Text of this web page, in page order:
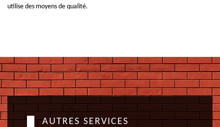
utilise des moyens de qualité.
AUTRES SERVICES